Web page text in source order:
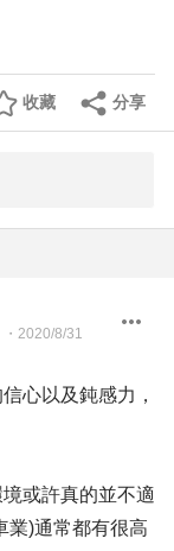
分享
收藏
・ 2020/8/31
心以及鈍感力，
或許真的並不適
業)通常都有很高